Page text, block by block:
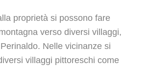
proprietà si possono fare
verso diversi villaggi,
Nelle vicinanze si
villaggi pittoreschi come